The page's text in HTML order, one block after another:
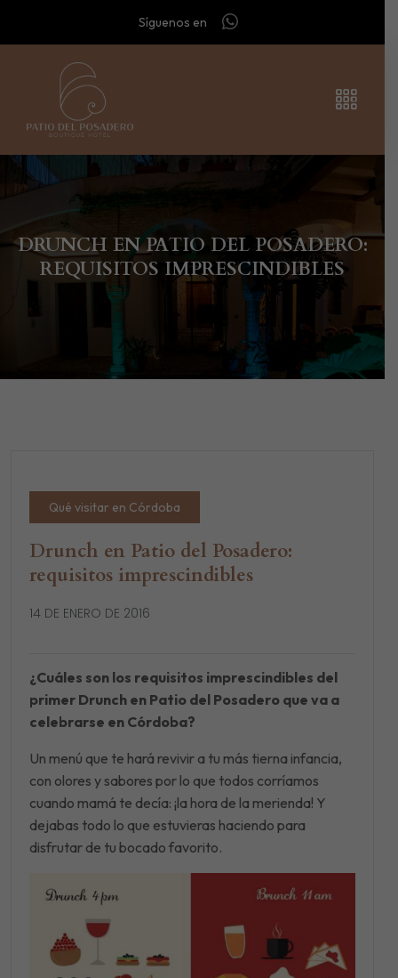
Síguenos en
DRUNCH EN PATIO DEL POSADERO:
REQUISITOS IMPRESCINDIBLES
Qué visitar en Córdoba
Drunch en Patio del Posadero:
requisitos imprescindibles
14 DE ENERO DE 2016
¿Cuáles son los requisitos imprescindibles del
primer Drunch en Patio del Posadero que va a
celebrarse en Córdoba?
Un menú que te hará revivir a tu más tierna infancia,
con olores y sabores por lo que todos corríamos
cuando mamá te decía: ¡la hora de la merienda! Y
dejabas todo lo que estuvieras haciendo para
disfrutar de tu bocado favorito.